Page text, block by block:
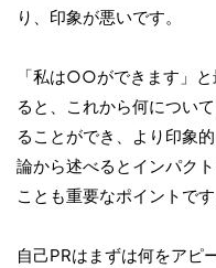
り、印象が悪いです。
「私は○○ができます」
ると、これから何につい
ることができ、より印象
論から述べるとインパク
ことも重要なポイントです
自己PRはまずは何をアピ